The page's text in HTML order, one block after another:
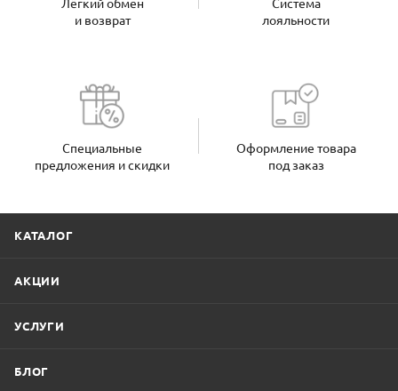
и возврат
лояльности
Специальные
предложения и скидки
Оформление товара
под заказ
КАТАЛОГ
АКЦИИ
УСЛУГИ
БЛОГ